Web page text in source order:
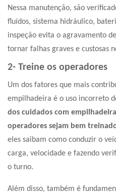
Nessa manutenção, são
fluídos, sistema hidráulico,
inspeção evita o agravamento
tornar falhas graves e custosas
2- Treine os operadores
Um dos fatores que mais
empilhadeira é o uso incorreto
dos cuidados com
operadores sejam bem
eles saibam como conduzir o
carga, velocidade e fazendo
o turno.
Além disso, também é